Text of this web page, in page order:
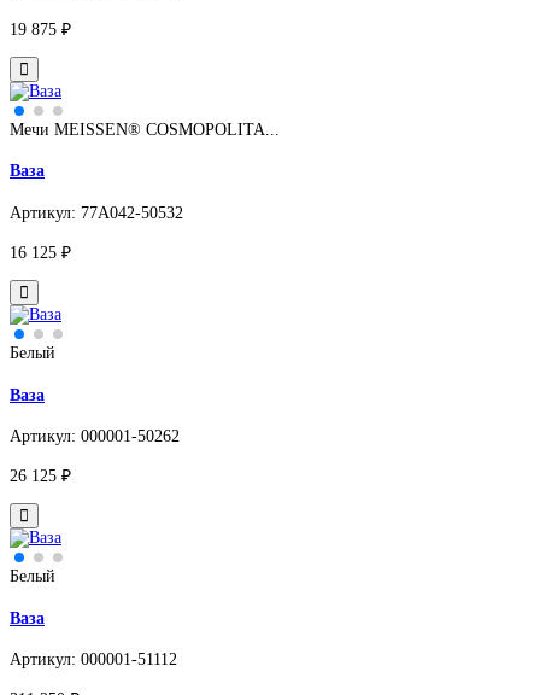
19 875 ₽
Мечи MEISSEN® COSMOPOLITA...
Ваза
Артикул: 77A042-50532
16 125 ₽
Белый
Ваза
Артикул: 000001-50262
26 125 ₽
Белый
Ваза
Артикул: 000001-51112